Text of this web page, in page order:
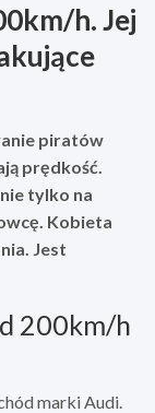
h. Jej
piratów
prędkość.
tylko na
Kobieta
Jest
200km/h
marki Audi.